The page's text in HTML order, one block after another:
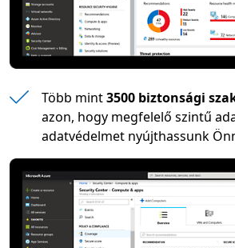
Több mint3500 biztonsági
azon, hogy megfelelő szintű
adatvédelmet nyújthassunk